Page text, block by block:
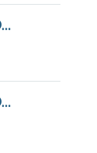
ENANDOL 25 MG COMPRIMIDOS 10 COMPRIMIDOS
ENANDOL 25 MG COMPRIMIDOS 16 COMPRIMIDOS